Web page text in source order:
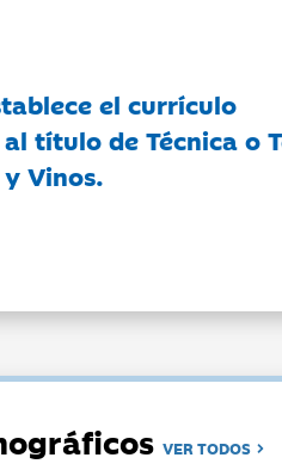
el currículo
título de Técnica o
Vinos.
VER TODOS